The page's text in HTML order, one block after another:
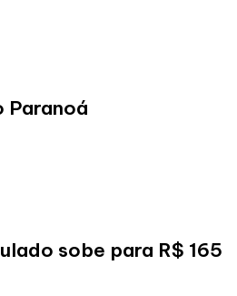
Paranoá
sobe para R$ 165